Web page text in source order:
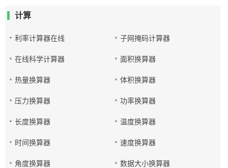
计算
利率计算器在线 子网掩码计算器
在线科学计算器 面积换算器
热量换算器 体积换算器
压力换算器 功率换算器
长度换算器 温度换算器
时间换算器 速度换算器
角度换算器 数据大小换算器